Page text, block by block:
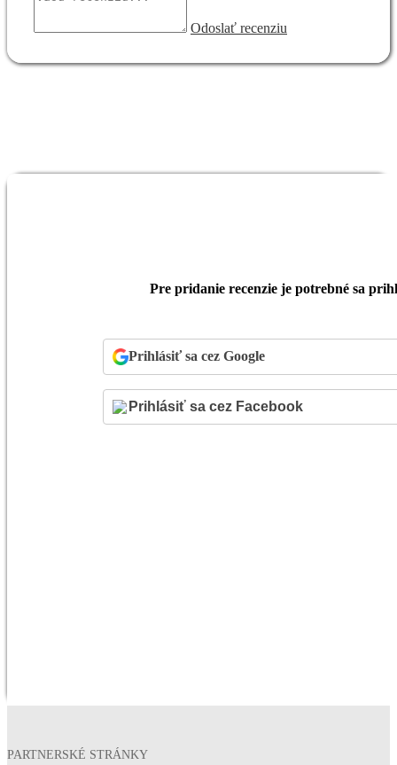
Odoslať recenziu
Pre pridanie recenzie je potrebné sa
Prihlásiť sa cez Google
PARTNERSKÉ STRÁNKY